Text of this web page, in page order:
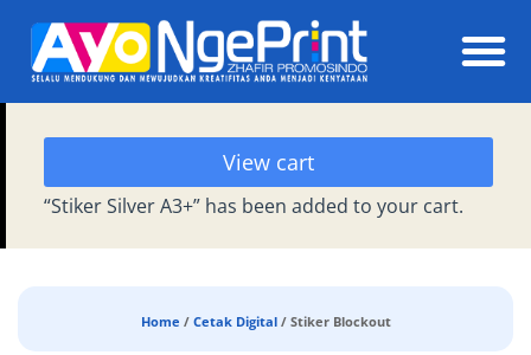
“Stiker Silver A3+” has been added to your cart.
View cart
Home / Cetak Digital/ Stiker Blockout